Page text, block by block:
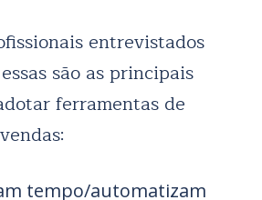
entrevistados
são as principais
ferramentas de
tempo/automatizam